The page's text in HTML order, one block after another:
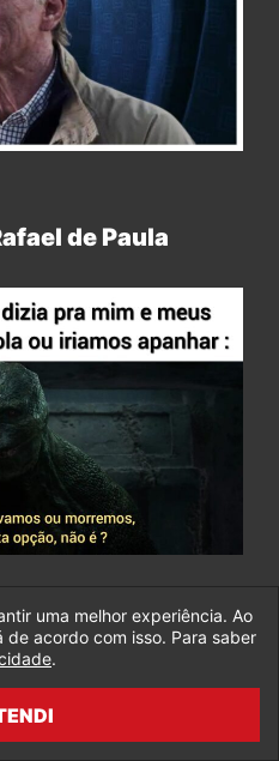
de Paula
Santos
uma melhor experiência. Ao
acordo com isso. Para saber
.